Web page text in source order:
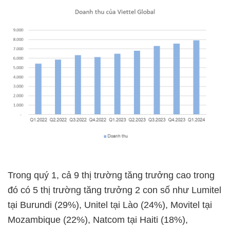
Trong quý 1, cả 9 thị trường tăng trưởng cao trong
đó có 5 thị trường tăng trưởng 2 con số như Lumitel
tại Burundi (29%), Unitel tại Lào (24%), Movitel tại
Mozambique (22%), Natcom tại Haiti (18%),